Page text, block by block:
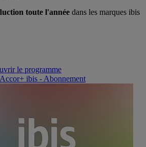
toute l'année dans les marques ibis
le programme
ibis - Abonnement